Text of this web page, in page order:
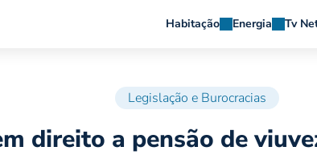
Habitação Energia Tv
Legislação e Burocracias
direito a pensão de